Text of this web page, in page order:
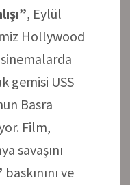
, Eylül
Hollywood
gemisi USS
Basra
Film,
savaşını
baskınını ve